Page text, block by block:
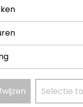
Selectie